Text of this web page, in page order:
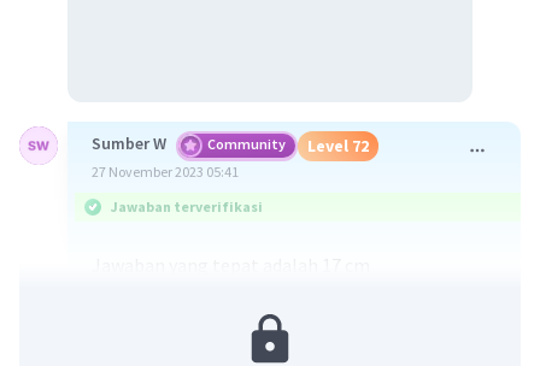
Sumber W Community Level 72
27 November 2023 05:41
Jawaban terverifikasi
+ 82